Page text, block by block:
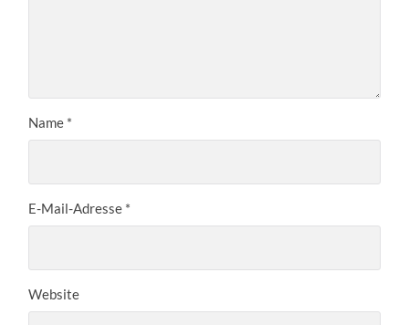
Name *
E-Mail-Adresse *
Website